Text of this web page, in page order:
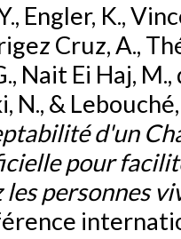
Engler, K.,
Cruz, A.,
Nait Ei Haj,
N., &
d'un
pour
les personnes